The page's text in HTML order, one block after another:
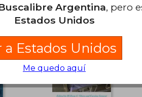
Argentina, pero
Estados Unidos
a Estados Unidos
Me quedo aquí